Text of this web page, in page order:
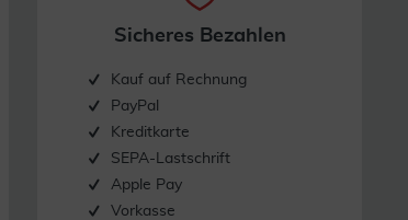
Sicheres Bezahlen
Kauf auf Rechnung
PayPal
Kreditkarte
SEPA-Lastschrift
Apple Pay
Vorkasse